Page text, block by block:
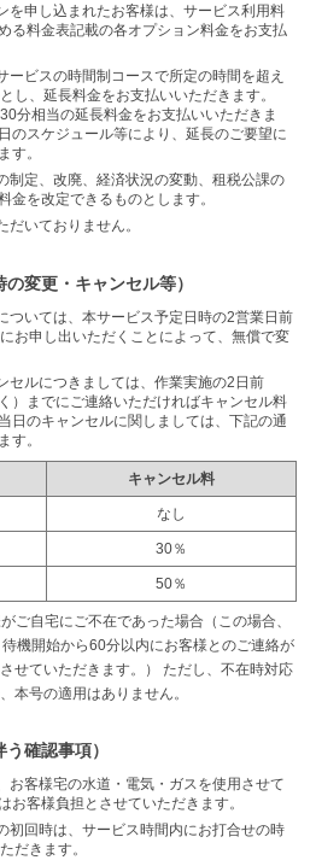
申し込まれたお客様は、サービス利用料
る料金表記載の各オプション料金をお支払
ビスの時間制コースで所定の時間を超え
し、延長料金をお支払いいただきます。
分相当の延長料金をお支払いいただきま
のスケジュール等により、延長のご要望に
す。
定、改廃、経済状況の変動、租税公課の
金を改定できるものとします。
いておりません。
変更・キャンセル等）
いては、本サービス予定日時の2営業日前
お申し出いただくことによって、無償で変
ルにつきましては、作業実施の2日前
）までにご連絡いただければキャンセル料
日のキャンセルに関しましては、下記の通
す。
キャンセル料
なし
30％
50％
ご自宅にご不在であった場合（この場合、
機開始から60分以内にお客様とのご連絡が
せていただきます。） ただし、不在時対応
本号の適用はありません。
確認事項）
客様宅の水道・電気・ガスを使用させて
お客様負担とさせていただきます。
回時は、サービス時間内にお打合せの時
だきます。